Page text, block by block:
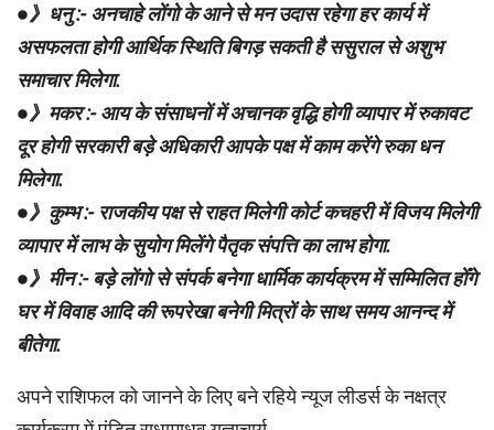
●》धनु :- अनचाहे लोंगो के आने से मन उदास रहेगा हर कार्य में
असफलता होगी आर्थिक स्थिति बिगड़ सकती है ससुराल से अशुभ
समाचार मिलेगा.
●》मकर :- आय के संसाधनों में अचानक वृद्धि होगी व्यापार में रुकावट
दूर होगी सरकारी बड़े अधिकारी आपके पक्ष में काम करेंगे रुका धन
मिलेगा.
●》कुम्भ :- राजकीय पक्ष से राहत मिलेगी कोर्ट कचहरी में विजय मिलेगी
व्यापार में लाभ के सुयोग मिलेंगे पैतृक संपत्ति का लाभ होगा.
●》मीन :- बड़े लोंगो से संपर्क बनेगा धार्मिक कार्यक्रम में सम्मिलित होँगे
घर में विवाह आदि की रूपरेखा बनेगी मित्रों के साथ समय आनन्द में
बीतेगा.
अपने राशिफल को जानने के लिए बने रहिये न्यूज लीडर्स के नक्षत्र